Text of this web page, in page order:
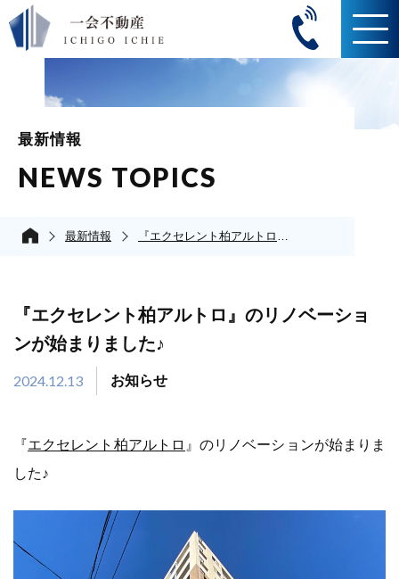
最新情報
NEWS TOPICS
最新情報 『エクセレント柏アルトロ』のリノベーションが始まりました♪
『エクセレント柏アルトロ』のリノベーショ
ンが始まりました♪
2024.12.13 お知らせ
『エクセレント柏アルトロ 』のリノベーションが始まりま
した♪